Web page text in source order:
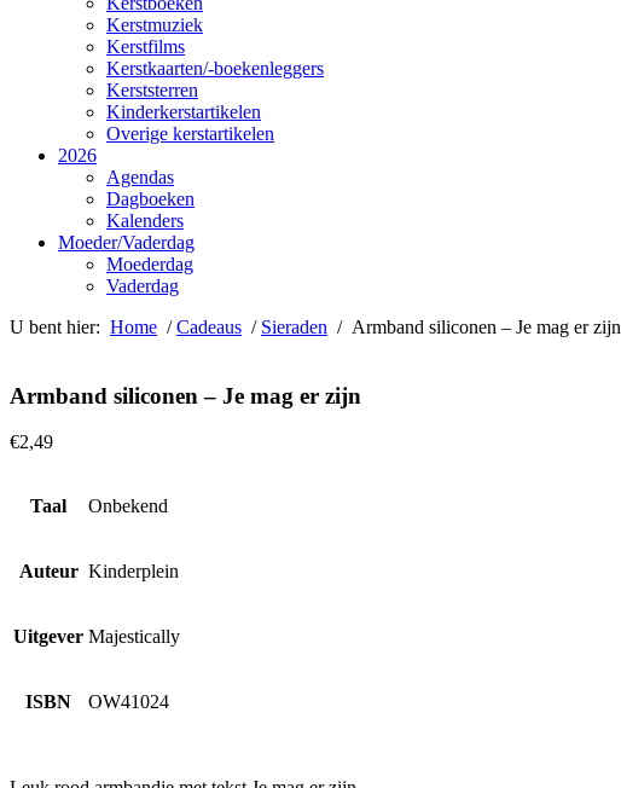
Kerstmuziek
Kerstfilms
Kerstkaarten/-boekenleggers
Kerststerren
Kinderkerstartikelen
Overige kerstartikelen
2026
Agendas
Dagboeken
Kalenders
Moeder/Vaderdag
Moederdag
Vaderdag
U bent hier: Home /Cadeaus / Sieraden / Armband siliconen – Je mag er zijn
Armband siliconen – Je mag er zijn
€2,49
Taal Onbekend
Auteur Kinderplein
Uitgever Majestically
ISBN OW41024